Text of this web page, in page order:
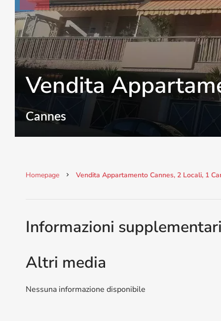
Vendita
Cannes
Homepage Vendita Appartamento Cannes, 2 Locali, 1
Informazioni
Altri media
Nessuna informazione disponibile